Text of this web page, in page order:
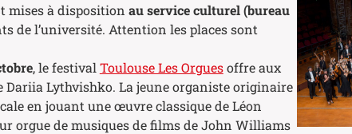
mises à disposition au service culturel (bureau
de l’université. Attention les places sont
, le festival Toulouse Les Orguesoffre aux
Lythvishko. La jeune organiste originaire
en jouant une œuvre classique de Léon
orgue de musiques de films de John Williams